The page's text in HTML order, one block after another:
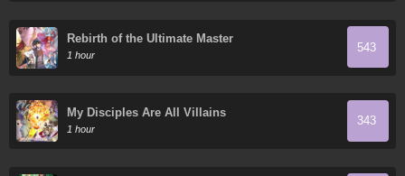
Rebirth of the Ultimate Master
1 hour
543
My Disciples Are All Villains
1 hour
343